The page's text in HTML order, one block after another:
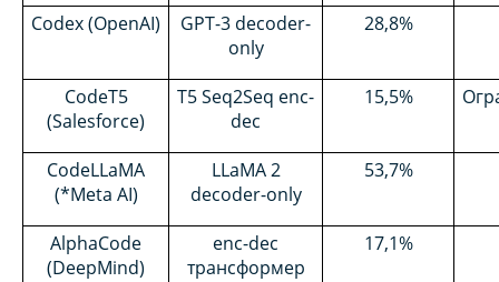
Codex (OpenAI)
GPT-3 decoder-
only
28,8%
CodeT5
(Salesforce)
T5 Seq2Seq enc-
dec
15,5%
CodeLLaMA
(*Meta AI)
LLaMA 2
decoder-only
53,7%
AlphaCode
(DeepMind)
enc-dec
трансформер
17,1%